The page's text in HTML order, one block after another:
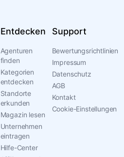
Entdecken
Agenturen
finden
Kategorien
entdecken
Standorte
erkunden
Magazin lesen
Unternehmen
eintragen
Hilfe-Center
Support
Bewertungsrichtlinien
Impressum
Datenschutz
AGB
Kontakt
Cookie-Einstellungen